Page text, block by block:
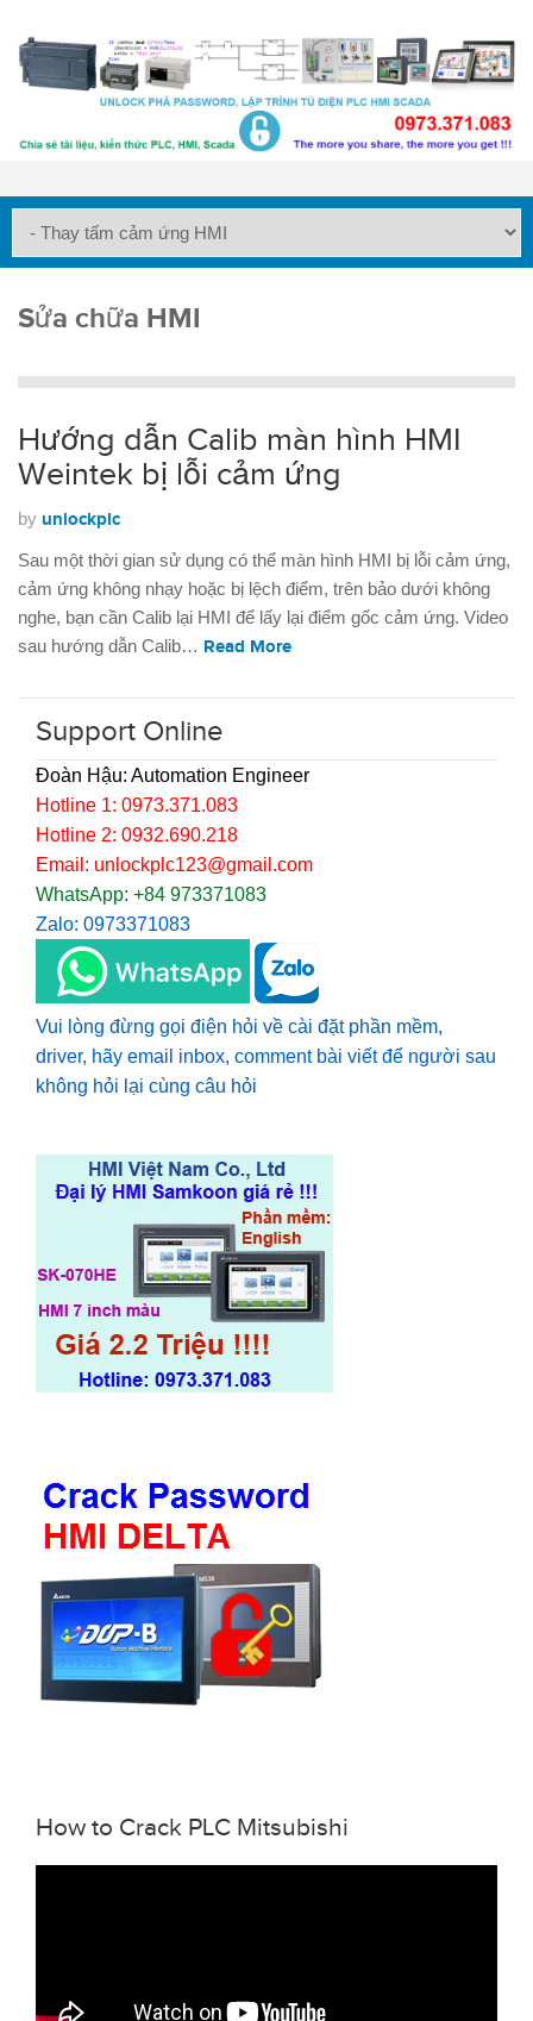
Sửa chữa HMI
Hướng dẫn Calib màn hình HMI
Weintek bị lỗi cảm ứng
by unlockplc
Sau một thời gian sử dụng có thể màn hình HMI bị lỗi cảm ứng,
cảm ứng không nhạy hoặc bị lệch điểm, trên bảo dưới không
nghe, bạn cần Calib lại HMI để lấy lại điểm gốc cảm ứng. Video
sau hướng dẫn Calib… Read More
Support Online
Đoàn Hậu: Automation Engineer
Hotline 1: 0973.371.083
Hotline 2: 0932.690.218
Email: unlockplc123@gmail.com
WhatsApp: +84 973371083
Zalo: 0973371083
Vui lòng đừng gọi điện hỏi về cài đặt phần mềm,
driver, hãy email inbox, comment bài viết để người sau
không hỏi lại cùng câu hỏi
How to Crack PLC Mitsubishi